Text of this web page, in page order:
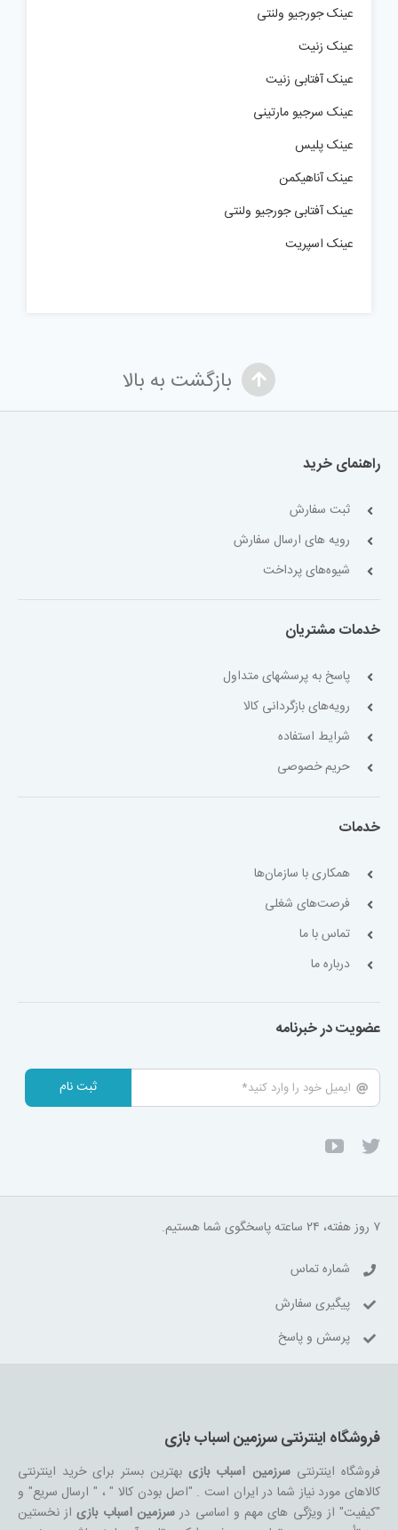
عینک جورجیو ولنتی
عینک زنیت
عینک آفتابی زنیت
عینک سرجیو مارتینی
عینک پلیس
عینک آناهیکمن
عینک آفتابی جورجیو ولنتی
عینک اسپریت
بازگشت به بالا
راهنمای خرید
ثبت سفارش
رویه های ارسال سفارش
شیوه‌های پرداخت
خدمات مشتریان
پاسخ به پرسشهای متداول
رویه‌های بازگردانی کالا
شرایط استفاده
حریم خصوصی
خدمات
همکاری با سازمان‌ها
فرصت‌های شغلی
تماس با ما
درباره ما
عضویت در خبرنامه
ثبت نام
۷ روز هفته، ۲۴ ساعته پاسخگوی شما هستیم.
شماره تماس
پیگیری سفارش
پرسش و پاسخ
فروشگاه اینترنتی سرزمین اسباب بازی
فروشگاه اینترنتیسرزمین اسباب بازیبهترین بستر برای خرید اینترنتی
کالاهای مورد نیاز شما در ایران است . "اصل بودن کالا " ، " ارسال سریع" و
"کیفیت" از ویژگی های مهم و اساسی در سرزمین اسباب بازیاز نخستین